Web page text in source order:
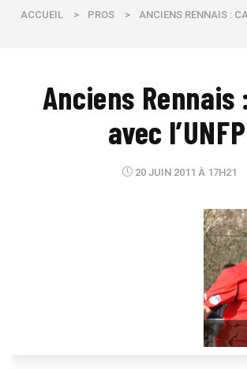
ACCUEIL > PROS > ANCIENS RENNAIS :
Anciens Rennais
avec l’UNFP
20 JUIN 2011 À 17H21